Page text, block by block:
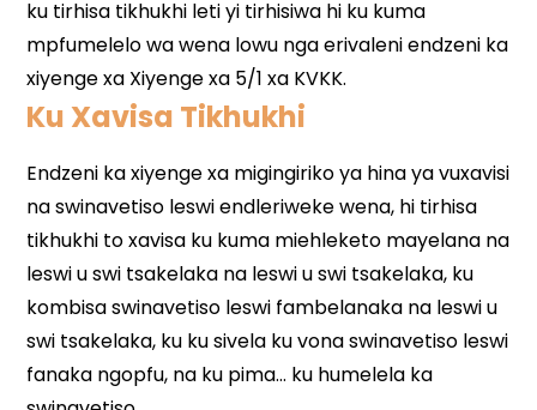
Ku Xavisa Tikhukhi